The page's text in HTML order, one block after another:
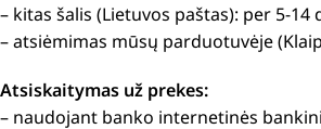
– kitas šalis (Lietuvos paštas): per 5-14
– atsiėmimas mūsų parduotuvėje
Atsiskaitymas už prekes:
– naudojant banko internetinės